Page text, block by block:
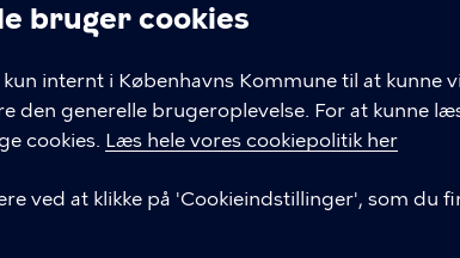
bruger cookies
internt i Københavns Kommune til at kunne
den generelle brugeroplevelse. For at kunne
cookies. Læs hele vores cookiepolitik her
ved at klikke på 'Cookieindstillinger', som du